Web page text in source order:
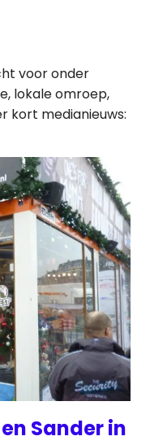
voor onder
lokale omroep,
kort medianieuws:
Sander in